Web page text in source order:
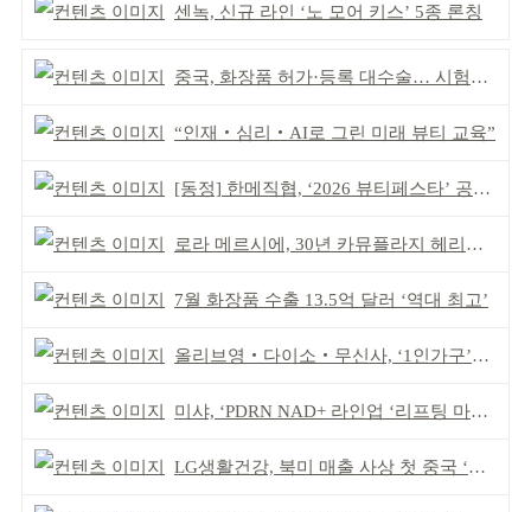
센녹, 신규 라인 ‘노 모어 키스’ 5종 론칭
중국, 화장품 허가·등록 대수술… 시험자료 공용 허용
“인재‧심리‧AI로 그린 미래 뷰티 교육”
[동정] 한메직협, ‘2026 뷰티페스타’ 공동 주최
로라 메르시에, 30년 카뮤플라지 헤리티지 담아
7월 화장품 수출 13.5억 달러 ‘역대 최고’
올리브영‧다이소‧무신사, ‘1인가구’가 이끈다
미샤, ‘PDRN NAD+ 라인업 ‘리프팅 마스크’ 출시
LG생활건강, 북미 매출 사상 첫 중국 ‘추월’